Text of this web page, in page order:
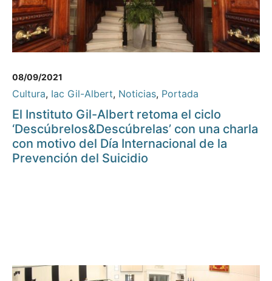
08/09/2021
Cultura, Iac Gil-Albert, Noticias, Portada
El Instituto Gil-Albert retoma el ciclo
‘Descúbrelos&Descúbrelas’ con una charla
con motivo del Día Internacional de la
Prevención del Suicidio